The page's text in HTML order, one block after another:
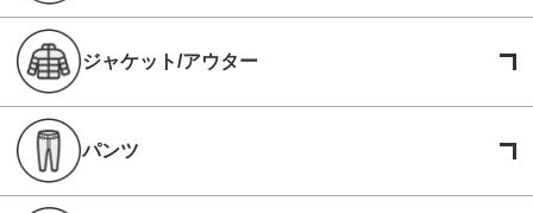
ジャケット/アウター
パンツ